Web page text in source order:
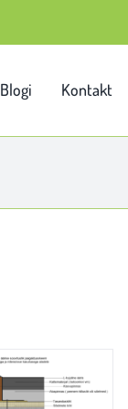
Blogi Kontakt